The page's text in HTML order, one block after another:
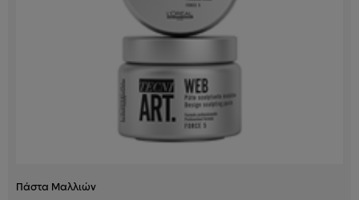
Πάστα Μαλλιών